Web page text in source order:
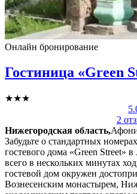
Онлайн бронирование
Гостиница «Green
★★★
2
Нижегородская область,
Забудьте о стандартных
гостевого дома «Green
всего в нескольких минутах
гостевой дом окружен
Вознесенским монастырем,